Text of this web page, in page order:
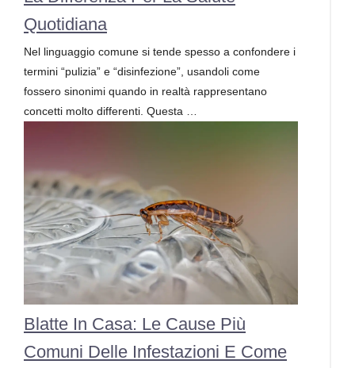
Quotidiana
Nel linguaggio comune si tende spesso a confondere i
termini “pulizia” e “disinfezione”, usandoli come
fossero sinonimi quando in realtà rappresentano
concetti molto differenti. Questa …
Blatte In Casa: Le Cause Più
Comuni Delle Infestazioni E Come